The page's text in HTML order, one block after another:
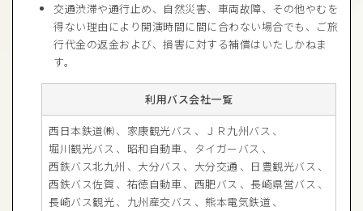
交通渋滞や通行止め、自然災害、車両故障、その他やむを
得ない理由により開演時間に間に合わない場合でも、ご旅
行代金の返金および、損害に対する補償はいたしかねま
す。
利用バス会社一覧
西日本鉄道㈱ 家康観光バス
ＪＲ九州バス
堀川観光バス
昭和自動車
タイガーバス
西鉄バス北九州
大分バス 大分交通
日豊観光バス
西鉄バス佐賀
祐徳自動車 西肥バス
長崎県営バス
長崎バス観光
九州産交バス
熊本電気鉄道